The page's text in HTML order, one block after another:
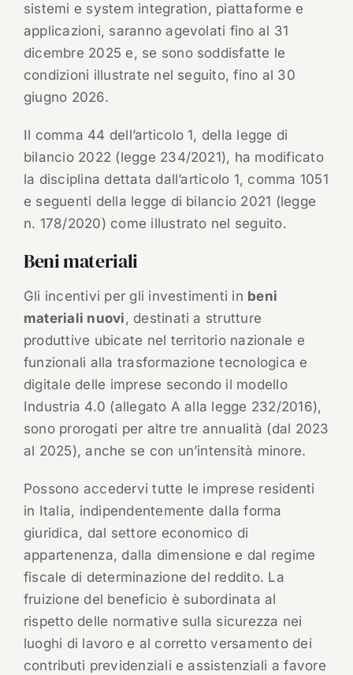
sistemi e system integration, piattaforme e
applicazioni, saranno agevolati fino al 31
dicembre 2025 e, se sono soddisfatte le
condizioni illustrate nel seguito, fino al 30
giugno 2026.
Il comma 44 dell’articolo 1, della legge di
bilancio 2022 (legge 234/2021), ha modificato
la disciplina dettata dall’articolo 1, comma 1051
e seguenti della legge di bilancio 2021 (legge
n. 178/2020) come illustrato nel seguito.
Beni materiali
Gli incentivi per gli investimenti in beni
materiali nuovi, destinati a strutture
produttive ubicate nel territorio nazionale e
funzionali alla trasformazione tecnologica e
digitale delle imprese secondo il modello
Industria 4.0 (allegato A alla legge 232/2016),
sono prorogati per altre tre annualità (dal 2023
al 2025), anche se con un’intensità minore.
Possono accedervi tutte le imprese residenti
in Italia, indipendentemente dalla forma
giuridica, dal settore economico di
appartenenza, dalla dimensione e dal regime
fiscale di determinazione del reddito. La
fruizione del beneficio è subordinata al
rispetto delle normative sulla sicurezza nei
luoghi di lavoro e al corretto versamento dei
contributi previdenziali e assistenziali a favore